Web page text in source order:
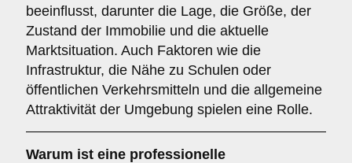
beeinflusst, darunter die Lage, die Größe, der
Zustand der Immobilie und die aktuelle
Marktsituation. Auch Faktoren wie die
Infrastruktur, die Nähe zu Schulen oder
öffentlichen Verkehrsmitteln und die allgemeine
Attraktivität der Umgebung spielen eine Rolle.
Warum ist eine professionelle